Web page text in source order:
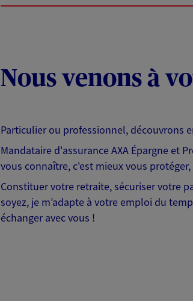
Nous venons à
Particulier ou professionnel, découvrons
Mandataire d'assurance AXA Épargne et
vous connaître, c'est mieux vous
Constituer votre retraite, sécuriser votre
soyez, je m’adapte à votre emploi du
échanger avec vous !